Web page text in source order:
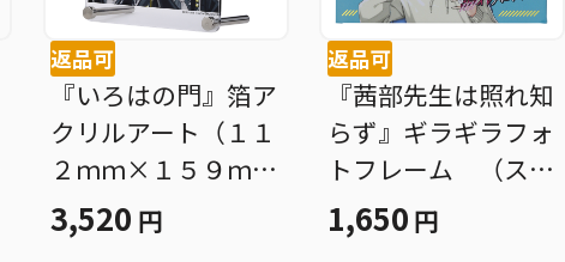
返品可
『いろはの門』箔ア
クリルアート（１１
２ｍｍ×１５９ｍ
ｍ） ＢＦ２
3,520 円
返品可
『茜部先生は照れ知
らず』ギラギラフォ
トフレーム （スク
エアカード２枚付
き） ＢＦ２
1,650 円